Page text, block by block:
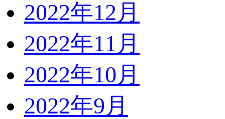
2022年12月
2022年11月
2022年10月
2022年9月